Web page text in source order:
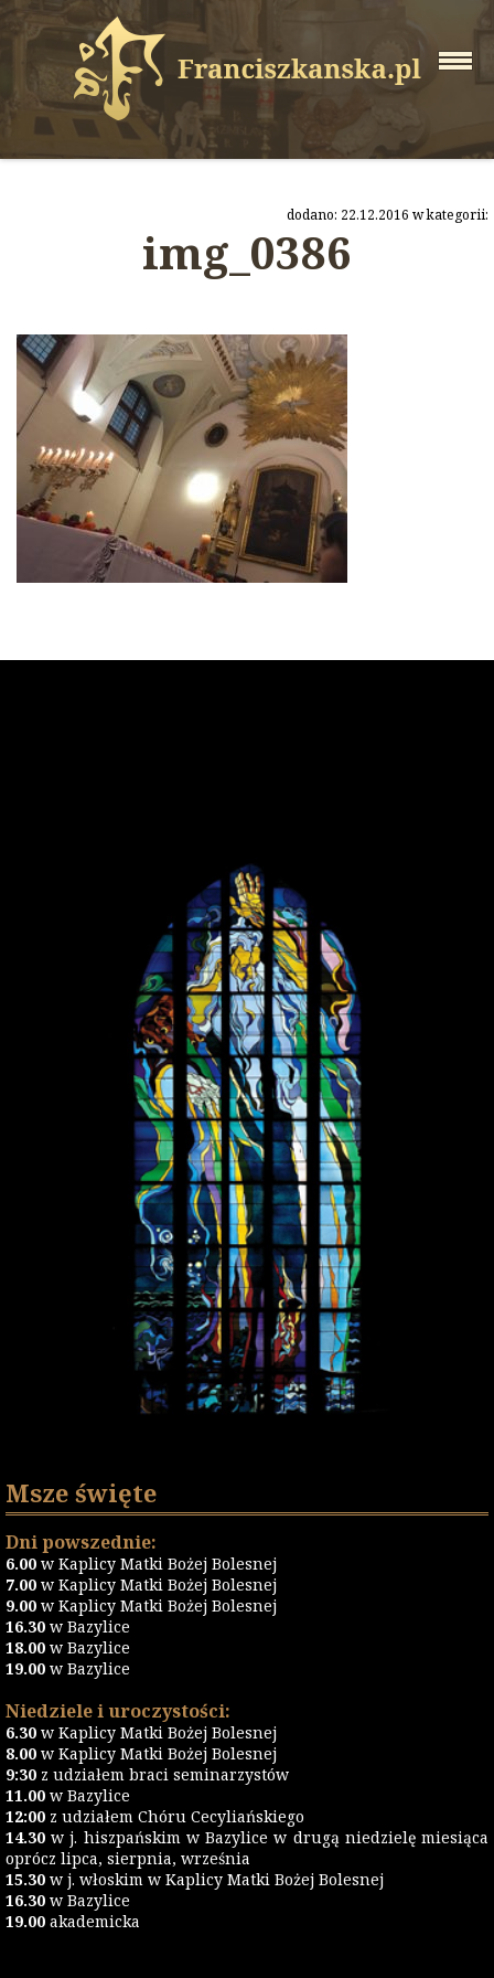
dodano: 22.12.2016 w kategorii:
img_0386
Msze święte
Dni powszednie:
6.00 w Kaplicy Matki Bożej Bolesnej
7.00 w Kaplicy Matki Bożej Bolesnej
9.00 w Kaplicy Matki Bożej Bolesnej
16.30 w Bazylice
18.00 w Bazylice
19.00 w Bazylice
Niedziele i uroczystości:
6.30 w Kaplicy Matki Bożej Bolesnej
8.00 w Kaplicy Matki Bożej Bolesnej
9:30 z udziałem braci seminarzystów
11.00 w Bazylice
12:00 z udziałem Chóru Cecyliańskiego
14.30 w j. hiszpańskim w Bazylice w drugą niedzielę miesiąca
oprócz lipca, sierpnia, września
15.30 w j. włoskim w Kaplicy Matki Bożej Bolesnej
16.30 w Bazylice
19.00 akademicka